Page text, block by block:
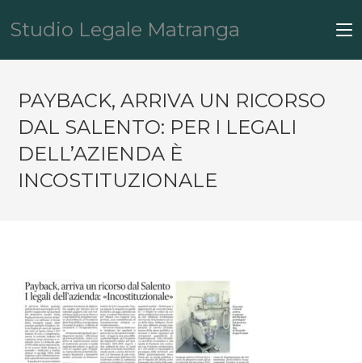
Studio Legale Matranga
PAYBACK, ARRIVA UN RICORSO
DAL SALENTO: PER I LEGALI
DELL’AZIENDA È
INCOSTITUZIONALE